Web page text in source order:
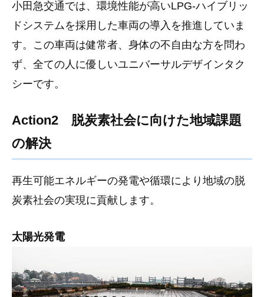
小田急交通では、環境性能が高いLPG-ハイブリッ
ドシステムを採用した車両の導入を推進していま
す。この車両は健常者、身体の不自由な方を問わ
ず、全ての人に優しいユニバーサルデザインタク
シーです。
Action2 脱炭素社会に向けた地域課題
の解決
再生可能エネルギーの発電や循環により地域の脱
炭素社会の実現に貢献します。
太陽光発電